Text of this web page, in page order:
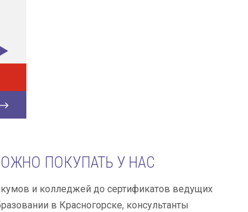
ПОКУПАТЬ У НАС
и колледжей до сертификатов ведущих
в Красногорске, консультанты